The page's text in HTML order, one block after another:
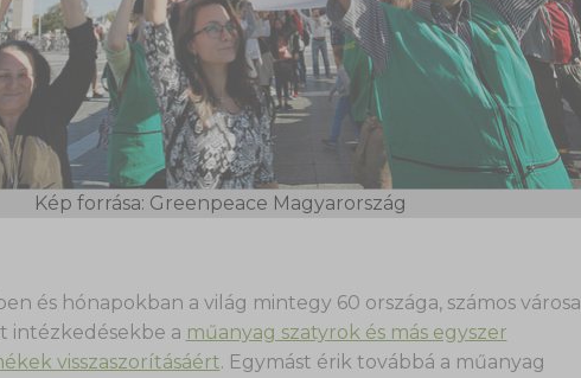
Kép forrása: Greenpeace Magyarország
és hónapokban a világ mintegy 60 országa, számos városa
intézkedésekbe a műanyag szatyrok és más egyszer
visszaszorításáért. Egymást érik továbbá a műanyag